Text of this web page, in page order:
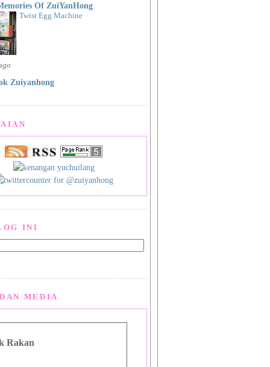
Of ZuiYanHong
Twist Egg Machine
Zuiyanhong
INI
MEDIA
Rakan